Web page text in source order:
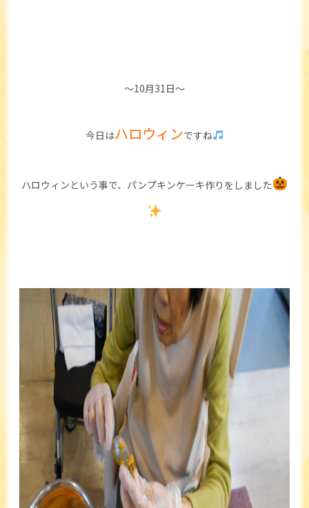
～10月31日～
今日はハロウィンですね
ハロウィンという事で、パンプキンケーキ作りをしました